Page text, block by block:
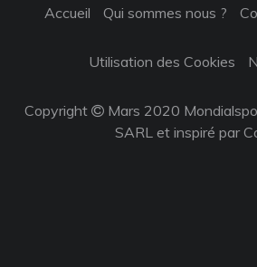
Accueil Qui sommes nous ?
Utilisation des Cookies
Copyright
Mars 2020
SARL et inspiré par